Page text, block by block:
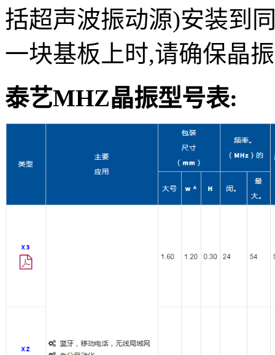
括超声波振动源)安装到
一块基板上时,请确保晶
泰艺MHZ晶振型号表: